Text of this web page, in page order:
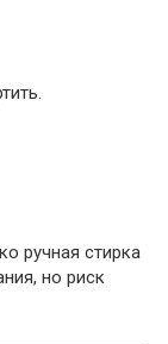
ручная стирка
но риск